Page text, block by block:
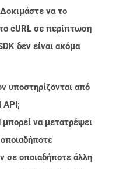
να το
cURL σε περίπτωση
δεν είναι ακόμα
υποστηρίζονται από
API;
να μετατρέψει
σε οποιαδήποτε άλλη